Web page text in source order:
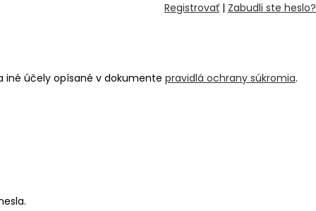
Registrovať | Zabudli ste heslo?
iné účely opísané v dokumente pravidlá ochrany súkromia.